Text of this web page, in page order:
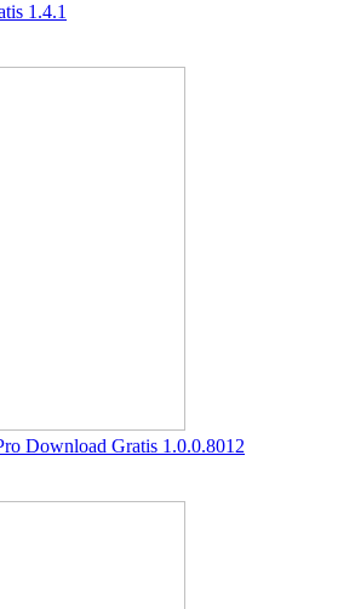
1.4.1
Download Gratis 1.0.0.8012